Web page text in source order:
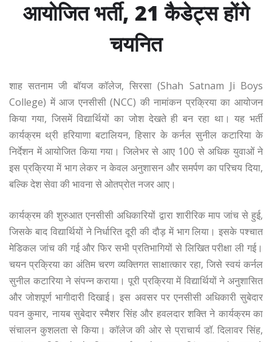
आयोजित भर्ती, 21 कैडेट्स होंगे
चयनित
शाह सतनाम जी बॉयज कॉलेज, सिरसा (Shah Satnam Ji Boys
College) में आज एनसीसी (NCC) की नामांकन प्रक्रिया का आयोजन
किया गया, जिसमें विद्यार्थियों का जोश देखते ही बन रहा था। यह भर्ती
कार्यक्रम थ्री हरियाणा बटालियन, हिसार के कर्नल सुनील कटारिया के
निर्देशन में आयोजित किया गया। जिलेभर से आए 100 से अधिक युवाओं ने
इस प्रक्रिया में भाग लेकर न केवल अनुशासन और समर्पण का परिचय दिया,
बल्कि देश सेवा की भावना से ओतप्रोत नजर आए।
कार्यक्रम की शुरुआत एनसीसी अधिकारियों द्वारा शारीरिक माप जांच से हुई,
जिसके बाद विद्यार्थियों ने निर्धारित दूरी की दौड़ में भाग लिया। इसके पश्चात
मेडिकल जांच की गई और फिर सभी प्रतिभागियों से लिखित परीक्षा ली गई।
चयन प्रक्रिया का अंतिम चरण व्यक्तिगत साक्षात्कार रहा, जिसे स्वयं कर्नल
सुनील कटारिया ने संपन्न कराया। पूरी प्रक्रिया में विद्यार्थियों ने अनुशासित
और जोशपूर्ण भागीदारी दिखाई। इस अवसर पर एनसीसी अधिकारी सुबेदार
पवन कुमार, नायब सुबेदार स्मैशर सिंह और हवलदार शक्ति ने कार्यक्रम का
संचालन कुशलता से किया। कॉलेज की ओर से प्राचार्य डॉ. दिलावर सिंह,